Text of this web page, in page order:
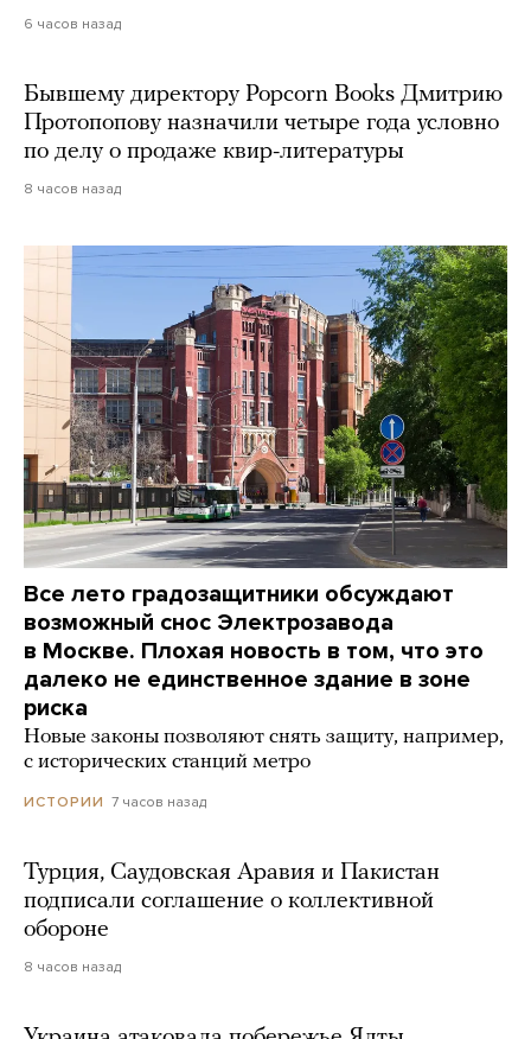
6 часов назад
Бывшему директору Popcorn Books Дмитрию
Протопопову назначили четыре года условно
по делу о продаже квир-литературы
8 часов назад
Все лето градозащитники обсуждают
возможный снос Электрозавода
в Москве. Плохая новость в том, что это
далеко не единственное здание в зоне
риска
Новые законы позволяют снять защиту, например,
с исторических станций метро
ИСТОРИИ 7 часов назад
Турция, Саудовская Аравия и Пакистан
подписали соглашение о коллективной
обороне
8 часов назад